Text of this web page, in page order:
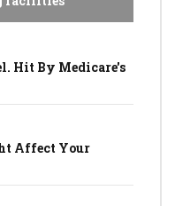
Hit By Medicare's
Affect Your